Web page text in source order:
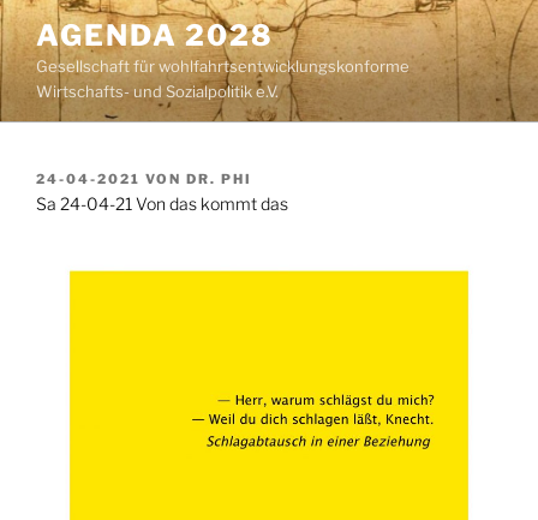
Zum
Inhalt
springen
AGENDA 2028
Gesellschaft für wohlfahrtsentwicklungskonforme
Wirtschafts- und Sozialpolitik e.V.
VERÖFFENTLICHT
AM
24-04-2021 VON DR. PHI
Sa 24-04-21 Von das kommt das